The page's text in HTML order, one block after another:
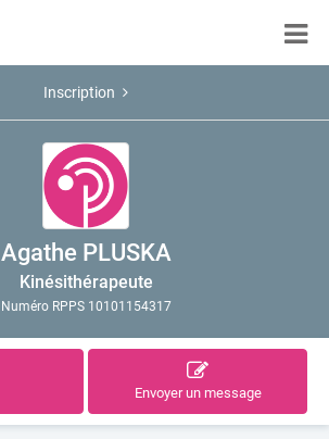
Inscription
Agathe PLUSKA
Kinésithérapeute
Numéro RPPS 10101154317
Envoyer un message